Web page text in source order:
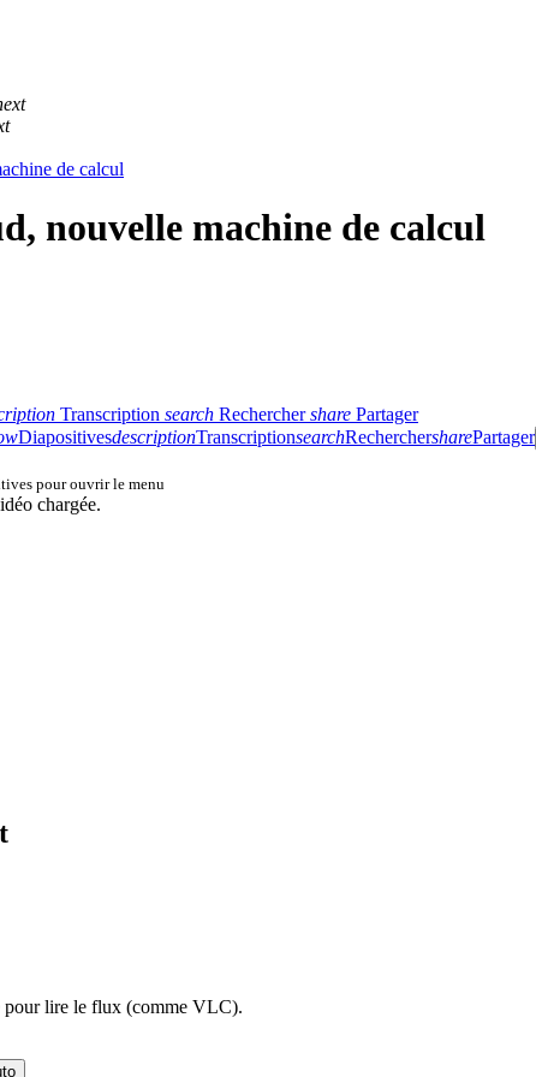
de calcul
nouvelle machine de calcul
Transcription search Rechercher share Partager
DiapositivesdescriptionTranscriptionsearchRecherchersharePartager
pour ouvrir le menu
chargée.
pour lire le flux (comme VLC).